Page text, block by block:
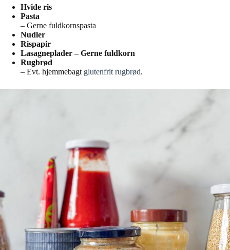
Hvide ris
Pasta
– Gerne fuldkornspasta
Nudler
Rispapir
Lasagneplader – Gerne fuldkorn
Rugbrød
– Evt. hjemmebagt glutenfrit rugbrød.